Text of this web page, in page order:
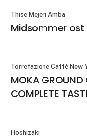
Thise Mejeri Amba
Midsommer
Torrefazione Caffè New
MOKA GROUND
COMPLETE
Hoshizaki